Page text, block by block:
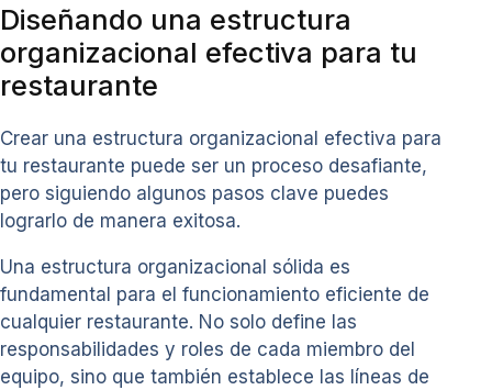
Diseñando una estructura
organizacional efectiva para tu
restaurante
Crear una estructura organizacional efectiva para
tu restaurante puede ser un proceso desafiante,
pero siguiendo algunos pasos clave puedes
lograrlo de manera exitosa.
Una estructura organizacional sólida es
fundamental para el funcionamiento eficiente de
cualquier restaurante. No solo define las
responsabilidades y roles de cada miembro del
equipo, sino que también establece las líneas de